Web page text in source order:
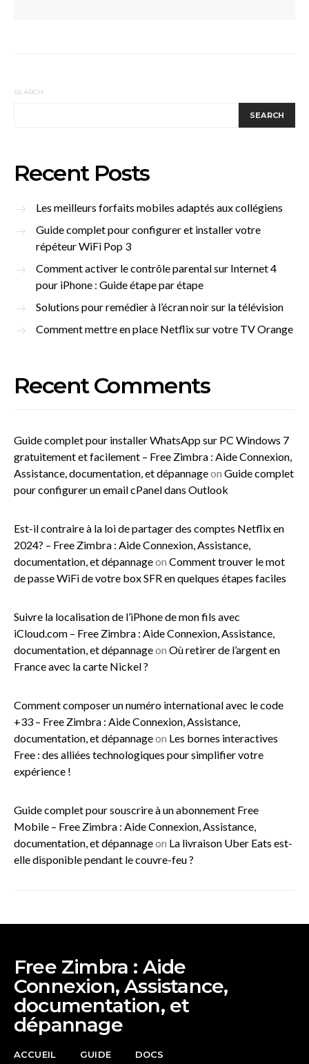
SEARCH
SEARCH
Recent Posts
Les meilleurs forfaits mobiles adaptés aux collégiens
Guide complet pour configurer et installer votre
répéteur WiFi Pop 3
Comment activer le contrôle parental sur Internet 4
pour iPhone : Guide étape par étape
Solutions pour remédier à l’écran noir sur la télévision
Comment mettre en place Netflix sur votre TV Orange
Recent Comments
Guide complet pour installer WhatsApp sur PC Windows 7
gratuitement et facilement – Free Zimbra : Aide Connexion,
Assistance, documentation, et dépannageon Guide complet
pour configurer un email cPanel dans Outlook
Est-il contraire à la loi de partager des comptes Netflix en
2024? – Free Zimbra : Aide Connexion, Assistance,
documentation, et dépannageon Comment trouver le mot
de passe WiFi de votre box SFR en quelques étapes faciles
Suivre la localisation de l’iPhone de mon fils avec
iCloud.com – Free Zimbra : Aide Connexion, Assistance,
documentation, et dépannageon Où retirer de l’argent en
France avec la carte Nickel ?
Comment composer un numéro international avec le code
+33 – Free Zimbra : Aide Connexion, Assistance,
documentation, et dépannageon Les bornes interactives
Free : des alliées technologiques pour simplifier votre
expérience !
Guide complet pour souscrire à un abonnement Free
Mobile – Free Zimbra : Aide Connexion, Assistance,
documentation, et dépannageon La livraison Uber Eats est-
elle disponible pendant le couvre-feu ?
Free Zimbra : Aide
Connexion, Assistance,
documentation, et
dépannage
ACCUEIL GUIDE DOCS